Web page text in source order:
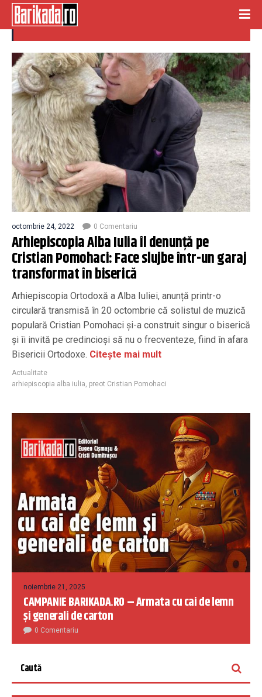
arhiepiscopia alba iulia
octombrie 24, 2022 0 Comentariu
Arhiepiscopia Alba Iulia îl denunță pe
Cristian Pomohaci: Face slujbe într-un garaj
transformat în biserică
Arhiepiscopia Ortodoxă a Alba Iuliei, anunță printr-o
circulară transmisă în 20 octombrie că solistul de muzică
populară Cristian Pomohaci și-a construit singur o biserică
și îi invită pe credincioși să nu o frecventeze, fiind în afara
Bisericii Ortodoxe. Citește mai mult
Actualitate
arhiepiscopia alba iulia, preot Cristian Pomohaci
noiembrie 21, 2025
CAMPANIE BARIKADA.RO – Armata cu cai de lemn
și generali de carton
0 Comentariu